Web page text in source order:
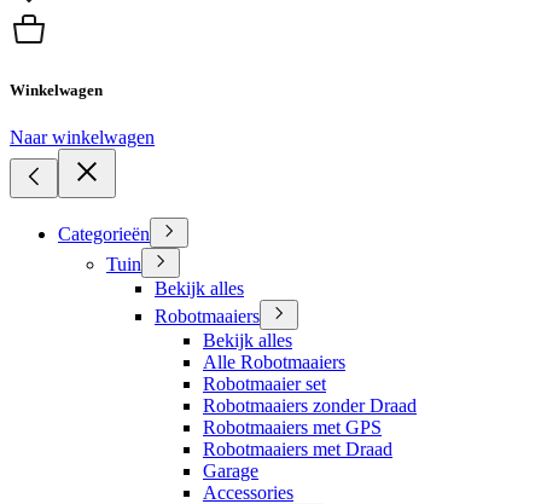
Winkelwagen
Naar winkelwagen
Categorieën
Tuin
Bekijk alles
Robotmaaiers
Bekijk alles
Alle Robotmaaiers
Robotmaaier set
Robotmaaiers zonder Draad
Robotmaaiers met GPS
Robotmaaiers met Draad
Garage
Accessories